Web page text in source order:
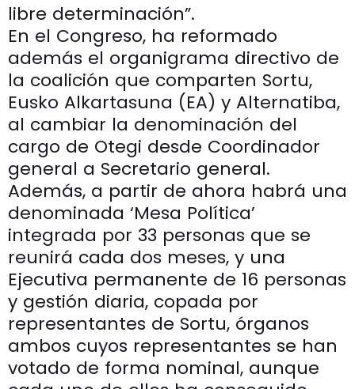
libre determinación”.
En el Congreso, ha reformado
además el organigrama directivo de
la coalición que comparten Sortu,
Eusko Alkartasuna (EA) y Alternatiba,
al cambiar la denominación del
cargo de Otegi desde Coordinador
general a Secretario general.
Además, a partir de ahora habrá una
denominada ‘Mesa Política’
integrada por 33 personas que se
reunirá cada dos meses, y una
Ejecutiva permanente de 16 personas
y gestión diaria, copada por
representantes de Sortu, órganos
ambos cuyos representantes se han
votado de forma nominal, aunque